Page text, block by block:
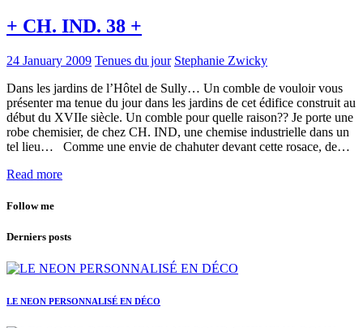
+ CH. IND. 38 +
24 January 2009 Tenues du jour Stephanie Zwicky
Dans les jardins de l’Hôtel de Sully… Un comble de vouloir vous
présenter ma tenue du jour dans les jardins de cet édifice construit au
début du XVIIe siècle. Un comble pour quelle raison?? Je porte une
robe chemisier, de chez CH. IND, une chemise industrielle dans un
tel lieu… Comme une envie de chahuter devant cette rosace, de…
Read more
Follow me
Derniers posts
LE NEON PERSONNALISÉ EN DÉCO